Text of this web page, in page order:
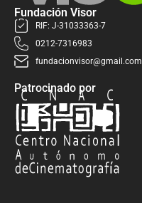
Fundación Visor
RIF: J-31033363-7
0212-7316983
fundacionvisor@gmail.com
Patrocinado por